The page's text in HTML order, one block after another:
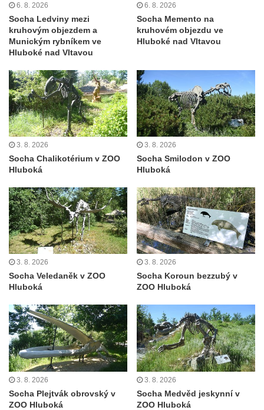
Obrázek svatého Jakuba na skále u cesty
východně od Srbské Kamenice
Busta Jana Amose Komenského na domě
čp. 37 v Račicích
Socha ležícího koně v Sadech
Československé armády v Teplicích
Socha Medvídě v Tierpark Chemnitz
Sochy Ležící žena v Tierpark Chemnitz
Sochy Ptáci v Tierpark Chemnitz
Socha Skupina jeřábů v Tierpark Chemnitz
Socha Dívka s mušlí v ZOO Leipzig
Socha Tygr v ZOO Leipzig
Socha Atlet v ZOO Leipzig
Socha Marabu v ZOO Leipzig
Busta Karla Maxe Schneidera v ZOO
Leipzig
Socha Iásón v ZOO Leipzig
Socha Mladý slon v ZOO Leipzig
Socha Býk v ZOO Dresden
Socha Uprchlý otrok bojuje s divokým psem
v ZOO Dresden
Socha krokodýla v ZOO Dresden
6. 8. 2026
Socha Ledviny mezi
kruhovým objezdem a
Munickým rybníkem ve
Hluboké nad Vltavou
6. 8. 2026
Socha Memento na
kruhovém objezdu ve
Hluboké nad Vltavou
3. 8. 2026
Socha Chalikotérium v ZOO
Hluboká
3. 8. 2026
Socha Smilodon v ZOO
Hluboká
3. 8. 2026
Socha Veledaněk v ZOO
Hluboká
3. 8. 2026
Socha Koroun bezzubý v
ZOO Hluboká
3. 8. 2026
Socha Plejtvák obrovský v
ZOO Hluboká
3. 8. 2026
Socha Medvěd jeskynní v
ZOO Hluboká